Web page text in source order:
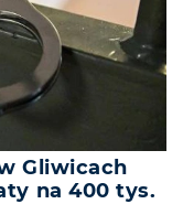
Gliwicach
na 400 tys.